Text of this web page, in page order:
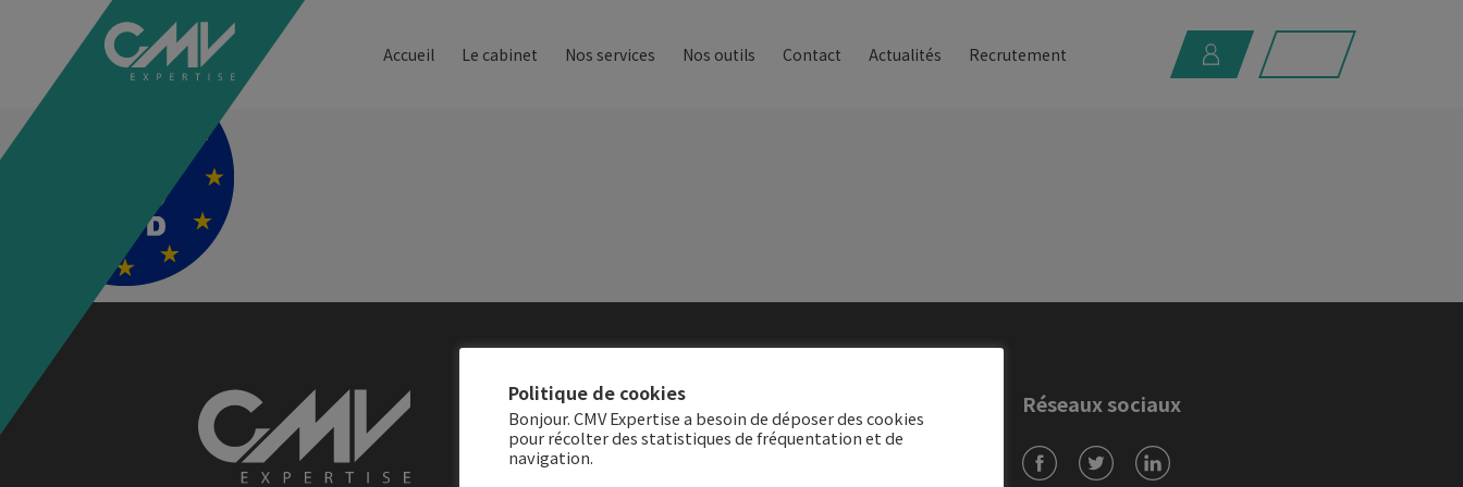
Accueil Le cabinet Nos services Nos outils Contact Actualités Recrutement
logo-rgpd-200
Adresse
21 rue de l’Orgeval
Réseaux sociaux
Politique de cookies
Bonjour. CMV Expertise a besoin de déposer des cookies
pour récolter des statistiques de fréquentation et de
navigation.